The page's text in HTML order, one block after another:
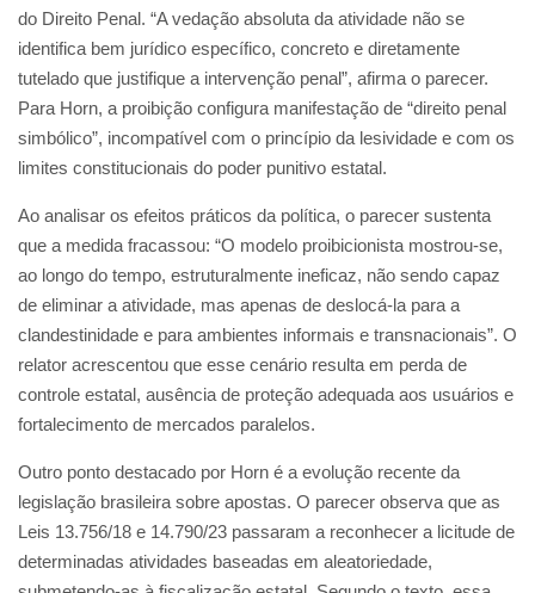
do Direito Penal. “A vedação absoluta da atividade não se
identifica bem jurídico específico, concreto e diretamente
tutelado que justifique a intervenção penal”, afirma o parecer.
Para Horn, a proibição configura manifestação de “direito penal
simbólico”, incompatível com o princípio da lesividade e com os
limites constitucionais do poder punitivo estatal.
Ao analisar os efeitos práticos da política, o parecer sustenta
que a medida fracassou: “O modelo proibicionista mostrou-se,
ao longo do tempo, estruturalmente ineficaz, não sendo capaz
de eliminar a atividade, mas apenas de deslocá-la para a
clandestinidade e para ambientes informais e transnacionais”. O
relator acrescentou que esse cenário resulta em perda de
controle estatal, ausência de proteção adequada aos usuários e
fortalecimento de mercados paralelos.
Outro ponto destacado por Horn é a evolução recente da
legislação brasileira sobre apostas. O parecer observa que as
Leis 13.756/18 e 14.790/23 passaram a reconhecer a licitude de
determinadas atividades baseadas em aleatoriedade,